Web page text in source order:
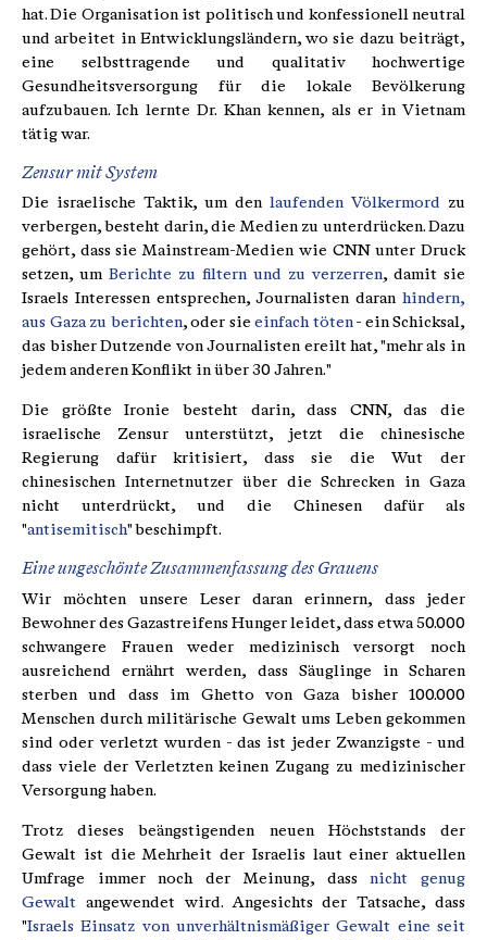
hat. Die Organisation ist politisch und konfessionell neutral
und arbeitet in Entwicklungsländern, wo sie dazu beiträgt,
eine selbsttragende und qualitativ hochwertige
Gesundheitsversorgung für die lokale Bevölkerung
aufzubauen. Ich lernte Dr. Khan kennen, als er in Vietnam
tätig war.
Zensur mit System
Die israelische Taktik, um den laufenden Völkermord zu
verbergen, besteht darin, die Medien zu unterdrücken. Dazu
gehört, dass sie Mainstream-Medien wie CNN unter Druck
setzen, um Berichte zu filtern und zu verzerren, damit sie
Israels Interessen entsprechen, Journalisten daran hindern,
aus Gaza zu berichten, oder sie einfach töten- ein Schicksal,
das bisher Dutzende von Journalisten ereilt hat, "mehr als in
jedem anderen Konflikt in über 30 Jahren."
Die größte Ironie besteht darin, dass CNN, das die
israelische Zensur unterstützt, jetzt die chinesische
Regierung dafür kritisiert, dass sie die Wut der
chinesischen Internetnutzer über die Schrecken in Gaza
nicht unterdrückt, und die Chinesen dafür als
"antisemitisch" beschimpft.
Eine ungeschönte Zusammenfassung des Grauens
Wir möchten unsere Leser daran erinnern, dass jeder
Bewohner des Gazastreifens Hunger leidet, dass etwa 50.000
schwangere Frauen weder medizinisch versorgt noch
ausreichend ernährt werden, dass Säuglinge in Scharen
sterben und dass im Ghetto von Gaza bisher 100.000
Menschen durch militärische Gewalt ums Leben gekommen
sind oder verletzt wurden - das ist jeder Zwanzigste - und
dass viele der Verletzten keinen Zugang zu medizinischer
Versorgung haben.
Trotz dieses beängstigenden neuen Höchststands der
Gewalt ist die Mehrheit der Israelis laut einer aktuellen
Umfrage immer noch der Meinung, dassnicht genug
Gewalt angewendet wird. Angesichts der Tatsache, dass
"Israels Einsatz von unverhältnismäßiger Gewalt eine seit